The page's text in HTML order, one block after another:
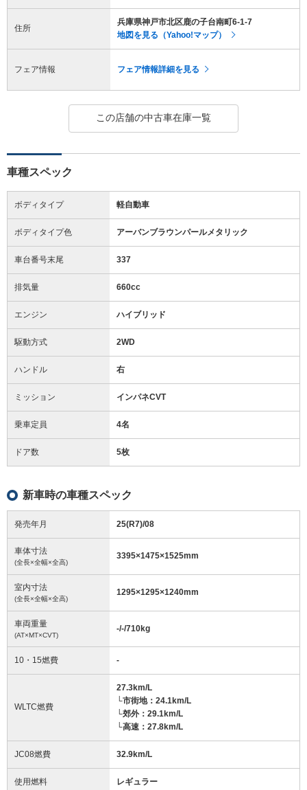
住所
兵庫県神戸市北区鹿の子台南町6-1-7
地図を見る（Yahoo!マップ）
フェア情報 フェア情報詳細を見る
この店舗の中古車在庫一覧
車種スペック
ボディタイプ 軽自動車
ボディタイプ色 アーバンブラウンパールメタリック
車台番号末尾 337
排気量 660cc
エンジン ハイブリッド
駆動方式 2WD
ハンドル 右
ミッション インパネCVT
乗車定員 4名
ドア数 5枚
新車時の車種スペック
発売年月 25(R7)/08
車体寸法
(全長×全幅×全高)
3395×1475×1525mm
室内寸法
(全長×全幅×全高)
1295×1295×1240mm
車両重量
(AT×MT×CVT)
-/-/710kg
10・15燃費 -
WLTC燃費
27.3km/L
└市街地：24.1km/L
└郊外：29.1km/L
└高速：27.8km/L
JC08燃費 32.9km/L
使用燃料 レギュラー